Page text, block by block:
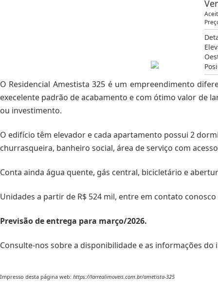
O Residencial Amestista 325 é um empreendimento
execelente padrão de acabamento e com ótimo valor de
ou investimento.
O edifício têm elevador e cada apartamento possui 2
churrasqueira, banheiro social, área de serviço com
Conta ainda água quente, gás central, bicicletário e
Unidades a partir de R$ 524 mil, entre em contato
Previsão de entrega para março/2026.
Consulte-nos sobre a disponibilidade e as informações
Impresso desta página web: https://larrealimoveis.com.br/ametista-325